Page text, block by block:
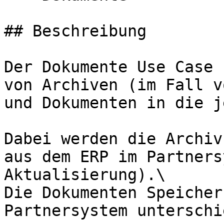
## Beschreibung
Der Dokumente Use
von Archiven (im Fall
und Dokumenten in die
Dabei werden die
aus dem ERP im
Aktualisierung).\
Die Dokumenten
Partnersystem